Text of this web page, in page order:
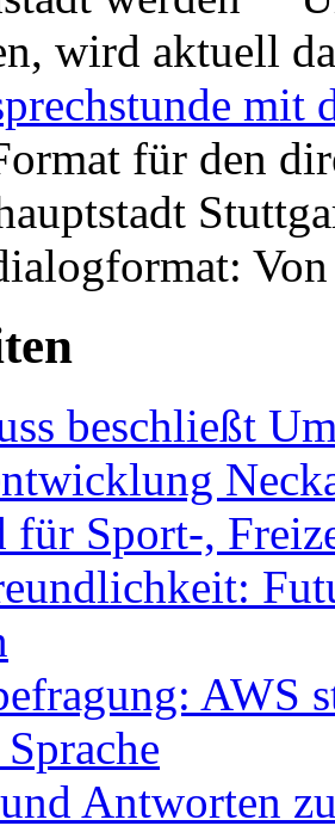
wird aktuell
mit
für den
beschließt
Sport-,
AWS
Antworten